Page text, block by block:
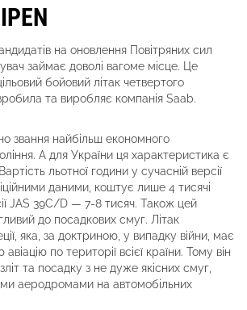
на оновлення Повітряних сил
займає доволі вагоме місце. Це
бойовий літак четвертого
та виробляє компанія Saab.
звання найбільш економного
А для України ця характеристика є
льотної години у сучасній версії
даними, коштує лише 4 тисячі
JAS 39C/D — 7-8 тисяч. Також цей
до посадкових смуг. Літак
яка, за доктриною, у випадку війни, має
по території всієї країни. Тому він
та посадку з не дуже якісних смуг,
аеродромами на автомобільних